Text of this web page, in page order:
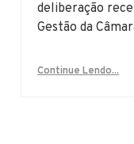
deliberação
Gestão da
Continue Lendo...